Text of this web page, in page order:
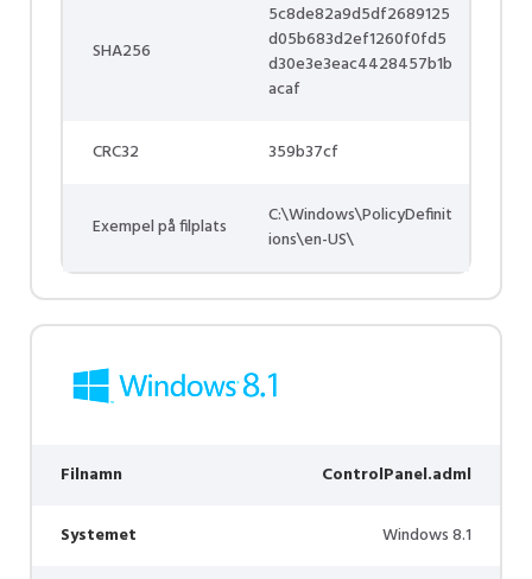
SHA256
5c8de82a9d5df2689125
d05b683d2ef1260f0fd5
d30e3e3eac4428457b1b
acaf
CRC32 359b37cf
Exempel på filplats
C:\Windows\PolicyDefinit
ions\en-US\
Filnamn ControlPanel.adml
Systemet Windows 8.1